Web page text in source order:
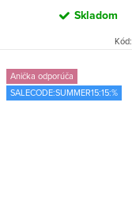
Skladom
Kód:
Anička odporúča
SALECODE:SUMMER15:15:%